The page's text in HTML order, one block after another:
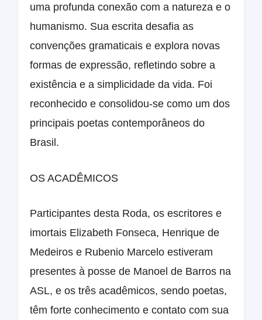
uma profunda conexão com a natureza e o
humanismo. Sua escrita desafia as
convenções gramaticais e explora novas
formas de expressão, refletindo sobre a
existência e a simplicidade da vida. Foi
reconhecido e consolidou-se como um dos
principais poetas contemporâneos do
Brasil.
OS ACADÊMICOS
Participantes desta Roda, os escritores e
imortais Elizabeth Fonseca, Henrique de
Medeiros e Rubenio Marcelo estiveram
presentes à posse de Manoel de Barros na
ASL, e os três acadêmicos, sendo poetas,
têm forte conhecimento e contato com sua